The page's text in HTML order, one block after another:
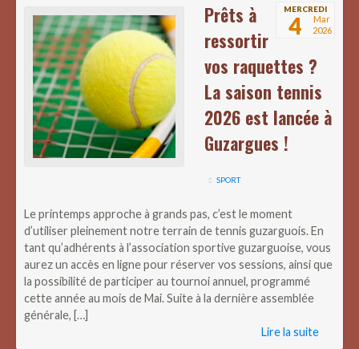
MERCREDI
4
Mar
2026
Prêts à
ressortir
vos raquettes ?
La saison tennis
2026 est lancée à
Guzargues !
SPORT
Le printemps approche à grands pas, c’est le moment
d’utiliser pleinement notre terrain de tennis guzarguois. En
tant qu’adhérents à l’association sportive guzarguoise, vous
aurez un accès en ligne pour réserver vos sessions, ainsi que
la possibilité de participer au tournoi annuel, programmé
cette année au mois de Mai. Suite à la dernière assemblée
générale, […]
Lire la suite